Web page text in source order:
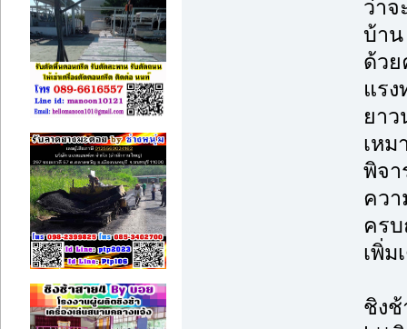
ว่าจ
บ้าน
ด้วย
แร
ยาว
เหม
พิจา
ควา
คร
เพิ่ม
ชิงช้